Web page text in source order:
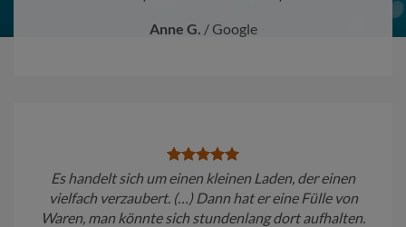
Anne G. / Google
Es handelt sich um einen kleinen Laden, der einen
vielfach verzaubert. (…) Dann hat er eine Fülle von
Waren, man könnte sich stundenlang dort aufhalten.